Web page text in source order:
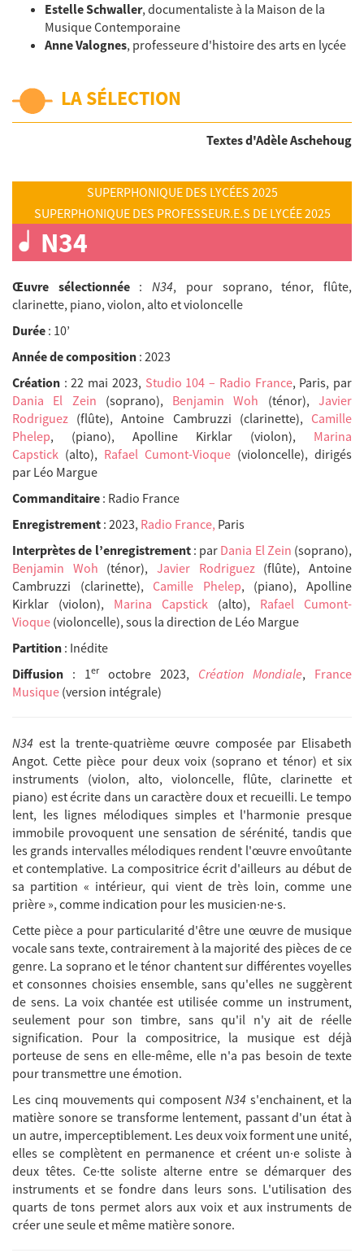
Estelle Schwaller, documentaliste à la Maison de la
Musique Contemporaine
Anne Valognes, professeure d'histoire des arts en lycée
LA SÉLECTION
Textes d'Adèle Aschehoug
SUPERPHONIQUE DES LYCÉES 2025
SUPERPHONIQUE DES PROFESSEUR.E.S DE LYCÉE 2025
N34
Œuvre sélectionnée:N34, pour soprano, ténor, flûte,
clarinette, piano, violon, alto et violoncelle
Durée : 10’
Année de composition : 2023
Création : 22 mai 2023, Studio 104 – Radio France, Paris, par
Dania El Zein (soprano), Benjamin Woh (ténor),Javier
Rodriguez (flûte), Antoine Cambruzzi (clarinette), Camille
Phelep, (piano), Apolline Kirklar (violon), Marina
Capstick (alto), Rafael Cumont-Vioque (violoncelle), dirigés
par Léo Margue
Commanditaire : Radio France
Enregistrement : 2023, Radio France, Paris
Interprètes de l’enregistrement: par Dania El Zein (soprano),
Benjamin Woh (ténor),Javier Rodriguez(flûte), Antoine
Cambruzzi (clarinette), Camille Phelep, (piano), Apolline
Kirklar (violon), Marina Capstick (alto), Rafael Cumont-
Vioque (violoncelle), sous la direction de Léo Margue
Partition : Inédite
Diffusion : 1er octobre 2023, Création Mondiale, France
Musique (version intégrale)
N34 est la trente-quatrième œuvre composée par Elisabeth
Angot. Cette pièce pour deux voix (soprano et ténor) et six
instruments (violon, alto, violoncelle, flûte, clarinette et
piano) est écrite dans un caractère doux et recueilli. Le tempo
lent, les lignes mélodiques simples et l'harmonie presque
immobile provoquent une sensation de sérénité, tandis que
les grands intervalles mélodiques rendent l'œuvre envoûtante
et contemplative. La compositrice écrit d'ailleurs au début de
sa partition « intérieur, qui vient de très loin, comme une
prière », comme indication pour les musicien·ne·s.
Cette pièce a pour particularité d'être une œuvre de musique
vocale sans texte, contrairement à la majorité des pièces de ce
genre. La soprano et le ténor chantent sur différentes voyelles
et consonnes choisies ensemble, sans qu'elles ne suggèrent
de sens. La voix chantée est utilisée comme un instrument,
seulement pour son timbre, sans qu'il n'y ait de réelle
signification. Pour la compositrice, la musique est déjà
porteuse de sens en elle-même, elle n'a pas besoin de texte
pour transmettre une émotion.
Les cinq mouvements qui composent N34 s'enchainent, et la
matière sonore se transforme lentement, passant d'un état à
un autre, imperceptiblement. Les deux voix forment une unité,
elles se complètent en permanence et créent un·e soliste à
deux têtes. Ce·tte soliste alterne entre se démarquer des
instruments et se fondre dans leurs sons. L'utilisation des
quarts de tons permet alors aux voix et aux instruments de
créer une seule et même matière sonore.